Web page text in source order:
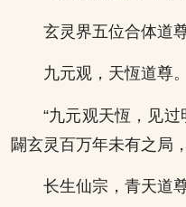
玄灵界五位合体道
九元观，天恆道尊。
“九元观天恆，见
闢玄灵百万年未有之局
长生仙宗，青天道尊